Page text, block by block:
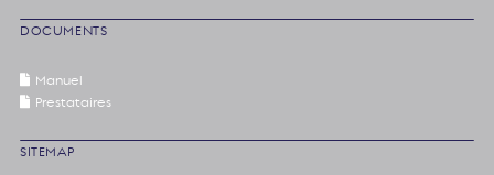
DOCUMENTS
Manuel
Prestataires
SITEMAP